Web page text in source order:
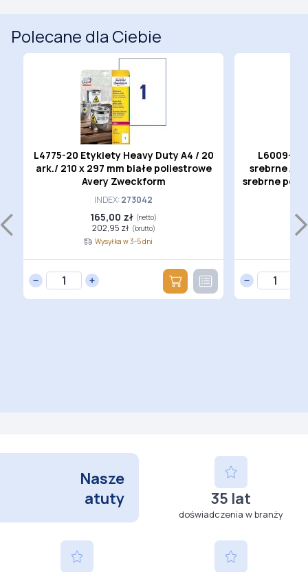
Polecane dla Ciebie
L4775-20 Etykiety Heavy Duty A4 / 20
ark./ 210 x 297 mm białe poliestrowe
Avery Zweckform
INDEX:273042
165,00 zł (netto)
202,95 zł (brutto)
Wysyłka w 3-5 dni
L6009-
srebrne A4
srebrne
Nasze
atuty
35 lat
doświadczenia w branży